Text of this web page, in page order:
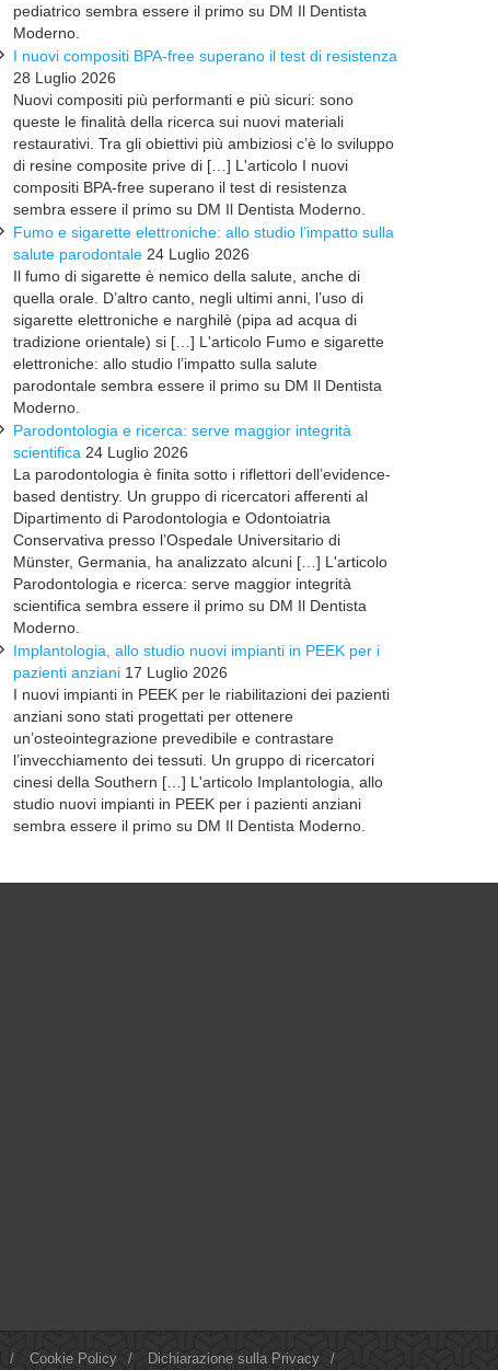
pediatrico sembra essere il primo su DM Il Dentista
Moderno.
I nuovi compositi BPA-free superano il test di resistenza
28 Luglio 2026
Nuovi compositi più performanti e più sicuri: sono
queste le finalità della ricerca sui nuovi materiali
restaurativi. Tra gli obiettivi più ambiziosi c’è lo sviluppo
di resine composite prive di […] L'articolo I nuovi
compositi BPA-free superano il test di resistenza
sembra essere il primo su DM Il Dentista Moderno.
Fumo e sigarette elettroniche: allo studio l’impatto sulla
salute parodontale 24 Luglio 2026
Il fumo di sigarette è nemico della salute, anche di
quella orale. D’altro canto, negli ultimi anni, l’uso di
sigarette elettroniche e narghilè (pipa ad acqua di
tradizione orientale) si […] L'articolo Fumo e sigarette
elettroniche: allo studio l’impatto sulla salute
parodontale sembra essere il primo su DM Il Dentista
Moderno.
Parodontologia e ricerca: serve maggior integrità
scientifica 24 Luglio 2026
La parodontologia è finita sotto i riflettori dell’evidence-
based dentistry. Un gruppo di ricercatori afferenti al
Dipartimento di Parodontologia e Odontoiatria
Conservativa presso l’Ospedale Universitario di
Münster, Germania, ha analizzato alcuni […] L'articolo
Parodontologia e ricerca: serve maggior integrità
scientifica sembra essere il primo su DM Il Dentista
Moderno.
Implantologia, allo studio nuovi impianti in PEEK per i
pazienti anziani 17 Luglio 2026
I nuovi impianti in PEEK per le riabilitazioni dei pazienti
anziani sono stati progettati per ottenere
un’osteointegrazione prevedibile e contrastare
l’invecchiamento dei tessuti. Un gruppo di ricercatori
cinesi della Southern […] L'articolo Implantologia, allo
studio nuovi impianti in PEEK per i pazienti anziani
sembra essere il primo su DM Il Dentista Moderno.
/ Cookie Policy / Dichiarazione sulla Privacy /